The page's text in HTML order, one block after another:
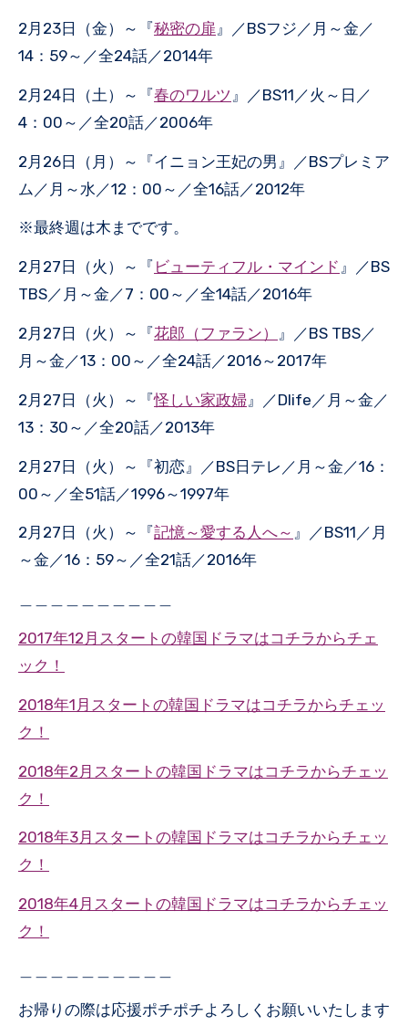
2月23日（金）～『秘密の扉 』／BSフジ／月～金／
14：59～／全24話／2014年
2月24日（土）～『春のワルツ 』／BS11／火～日／
4：00～／全20話／2006年
2月26日（月）～『イニョン王妃の男』／BSプレミア
ム／月～水／12：00～／全16話／2012年
※最終週は木までです。
2月27日（火）～『 ビューティフル・マインド 』／BS
TBS／月～金／7：00～／全14話／2016年
2月27日（火）～『花郎（ファラン）
』／BS TBS／
月～金／13：00～／全24話／2016～2017年
2月27日（火）～『怪しい家政婦 』／Dlife／月～金／
13：30～／全20話／2013年
2月27日（火）～『初恋』／BS日テレ／月～金／16：
00～／全51話／1996～1997年
2月27日（火）～『記憶～愛する人へ～ 』／BS11／月
～金／16：59～／全21話／2016年
2017年12月スタートの韓国ドラマはコチラからチェ
ック！
2018年1月スタートの韓国ドラマはコチラからチェッ
ク！
2018年2月スタートの韓国ドラマはコチラからチェッ
ク！
2018年3月スタートの韓国ドラマはコチラからチェッ
ク！
2018年4月スタートの韓国ドラマはコチラからチェッ
ク！
お帰りの際は応援ポチポチよろしくお願いいたします